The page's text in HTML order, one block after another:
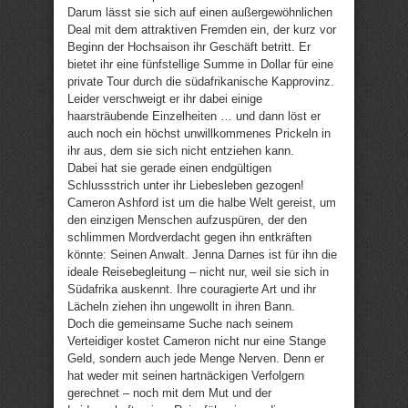
Darum lässt sie sich auf einen außergewöhnlichen
Deal mit dem attraktiven Fremden ein, der kurz vor
Beginn der Hochsaison ihr Geschäft betritt. Er
bietet ihr eine fünfstellige Summe in Dollar für eine
private Tour durch die südafrikanische Kapprovinz.
Leider verschweigt er ihr dabei einige
haarsträubende Einzelheiten … und dann löst er
auch noch ein höchst unwillkommenes Prickeln in
ihr aus, dem sie sich nicht entziehen kann.
Dabei hat sie gerade einen endgültigen
Schlussstrich unter ihr Liebesleben gezogen!
Cameron Ashford ist um die halbe Welt gereist, um
den einzigen Menschen aufzuspüren, der den
schlimmen Mordverdacht gegen ihn entkräften
könnte: Seinen Anwalt. Jenna Darnes ist für ihn die
ideale Reisebegleitung – nicht nur, weil sie sich in
Südafrika auskennt. Ihre couragierte Art und ihr
Lächeln ziehen ihn ungewollt in ihren Bann.
Doch die gemeinsame Suche nach seinem
Verteidiger kostet Cameron nicht nur eine Stange
Geld, sondern auch jede Menge Nerven. Denn er
hat weder mit seinen hartnäckigen Verfolgern
gerechnet – noch mit dem Mut und der